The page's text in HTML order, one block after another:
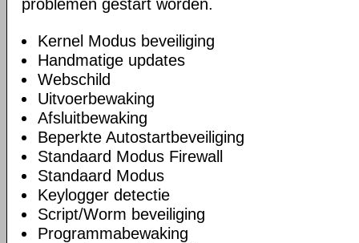
problemen gestart worden.
Kernel Modus beveiliging
Handmatige updates
Webschild
Uitvoerbewaking
Afsluitbewaking
Beperkte Autostartbeveiliging
Standaard Modus Firewall
Standaard Modus
Keylogger detectie
Script/Worm beveiliging
Programmabewaking